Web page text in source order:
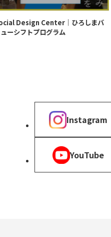
Center｜ひろしまバ
フトプログラム
Instagram
YouTube